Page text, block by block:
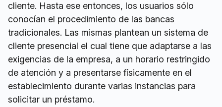
cliente. Hasta ese entonces, los usuarios sólo
conocían el procedimiento de las bancas
tradicionales. Las mismas plantean un sistema de
cliente presencial el cual tiene que adaptarse a las
exigencias de la empresa, a un horario restringido
de atención y a presentarse físicamente en el
establecimiento durante varias instancias para
solicitar un préstamo.